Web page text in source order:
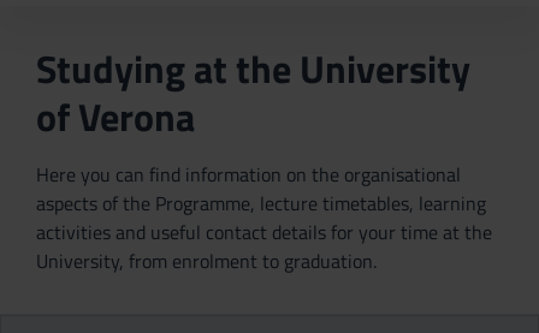
Studying at the University
of Verona
Here you can find information on the organisational
aspects of the Programme, lecture timetables, learning
activities and useful contact details for your time at the
University, from enrolment to graduation.